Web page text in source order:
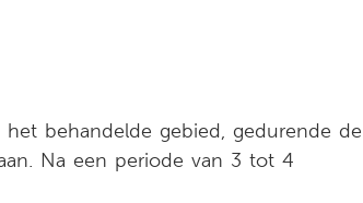
behandelde gebied, gedurende de
Na een periode van 3 tot 4